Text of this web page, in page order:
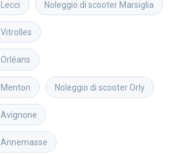
Lecci Noleggio di scooter Marsiglia
Vitrolles
Orléans
Menton Noleggio di scooterOrly
Avignone
Annemasse